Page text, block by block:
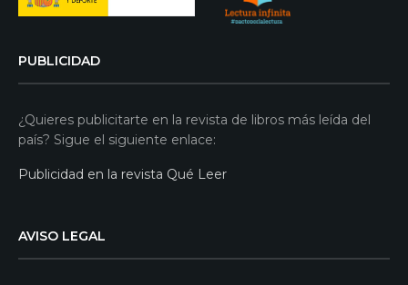
PUBLICIDAD
¿Quieres publicitarte en la revista de libros más leída del
país? Sigue el siguiente enlace:
Publicidad en la revista Qué Leer
AVISO LEGAL